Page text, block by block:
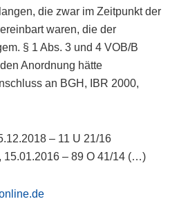
die zwar im Zeitpunkt der
waren, die der
§ 1 Abs. 3 und 4 VOB/B
Anordnung hätte
an BGH, IBR 2000,
– 11 U 21/16
15.01.2016 – 89 O 41/14 (…)